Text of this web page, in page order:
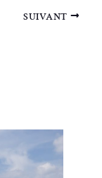
SUIVANT